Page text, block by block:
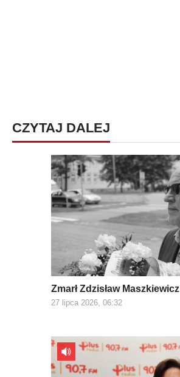
CZYTAJ DALEJ
Zmarł Zdzisław Maszkiewicz
27 lipca 2026, 06:32